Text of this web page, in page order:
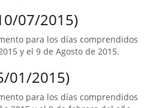
07/2015)
para los días comprendidos
y el 9 de Agosto de 2015.
01/2015)
para los días comprendidos